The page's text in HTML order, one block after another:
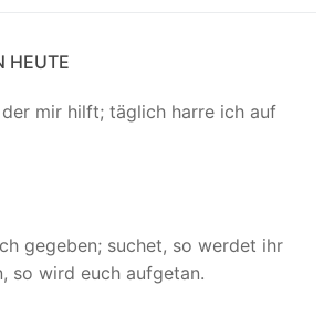
HEUTE
mir hilft; täglich harre ich auf
gegeben; suchet, so werdet ihr
so wird euch aufgetan.